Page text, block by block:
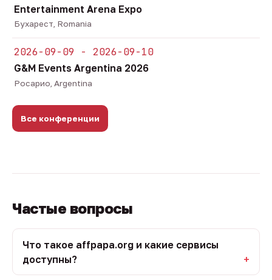
Entertainment Arena Expo
Бухарест, Romania
2026-09-09 - 2026-09-10
G&M Events Argentina 2026
Росарио, Argentina
Все конференции
Частые вопросы
Что такое affpapa.org и какие сервисы
доступны?